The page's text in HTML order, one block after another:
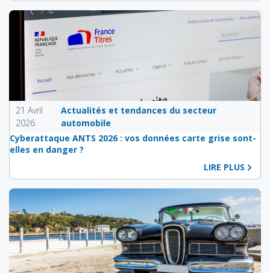
21 Avril
2026
Actualités et tendances du secteur
automobile
Cyberattaque ANTS 2026 : vos données carte grise sont-
elles en danger ?
LIRE PLUS